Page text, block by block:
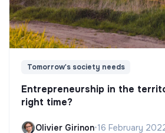
Tomorrow's society needs
Entrepreneurship in the
right time?
Olivier Girinon•16 February